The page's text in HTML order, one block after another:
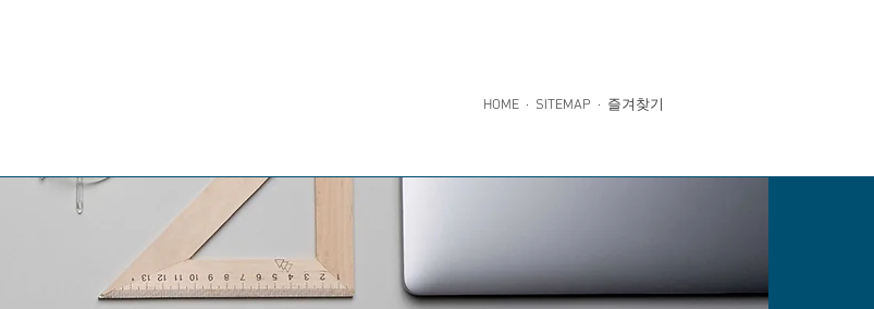
HOME · SITEMAP · 즐겨찾기